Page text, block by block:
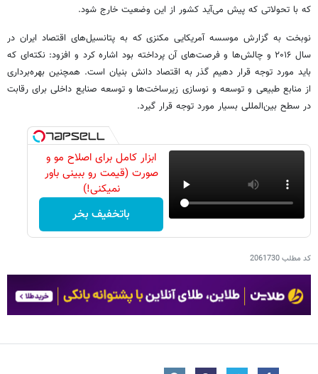
که با تحولاتی که پیش می‌آید کشور از این وضعیت خارج شود.
نوبخت به گزارش موسسه آمریکایی مکنزی که به پتانسیل‌های اقتصاد ایران در
سال ۲۰۱۶ و چالش‌ها و فرصت‌های آن پرداخته بود اشاره کرد و افزود: نکته‌ای که
باید مورد توجه قرار دهیم گذر به اقتصاد دانش بنیان است. همچنین بهره‌برداری
از منابع طبیعی و توسعه و نوسازی زیرساخت‌ها و توسعه صنایع داخلی برای رقابت
در سطح بین‌المللی بسیار مورد توجه قرار گیرد.
ابزار کامل برای اصلاح مو و
صورت (قیمت رو ببینی باور
نمیکنی!)
باتخفیف بخر
کد مطلب2061730